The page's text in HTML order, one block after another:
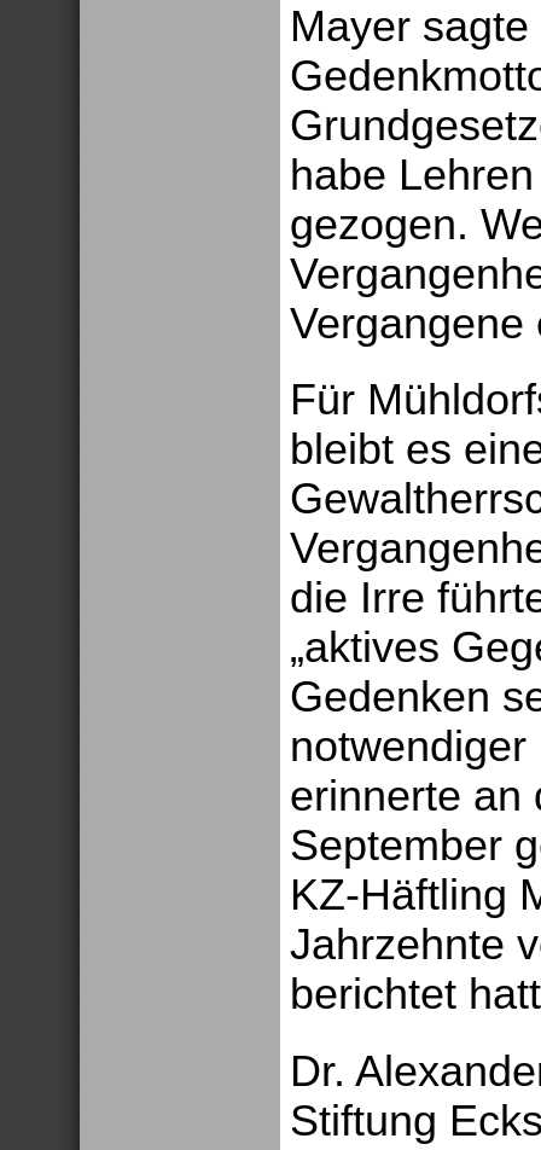
Mayer
habe
gezogen.
Vergangene
Für
bleibt es
die Irre
„aktives
Gedenken
erinnerte an
September
KZ-Häftling
Jahrzehnte
berichtet
Dr.
Stiftung